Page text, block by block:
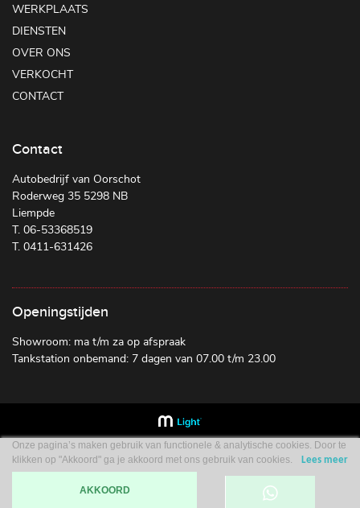
WERKPLAATS
DIENSTEN
OVER ONS
VERKOCHT
CONTACT
Contact
Autobedrijf van Oorschot
Roderweg 35 5298 NB
Liempde
T. 06-53368519
T. 0411-631426
Openingstijden
Showroom: ma t/m za op afspraak
Tankstation onbemand: 7 dagen van 07.00 t/m 23.00
Onze pagina’s maken gebruik van functionele & analytische cookies. Door te
klikken op "Akkoord" ga je akkoord met ons gebruik van cookies.
Lees meer
AKKOORD